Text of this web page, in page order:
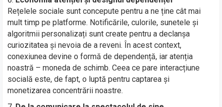
Rețelele sociale sunt concepute pentru a ne ține cât mai
mult timp pe platforme. Notificările, culorile, sunetele și
algoritmii personalizați sunt create pentru a declanșa
curiozitatea și nevoia de a reveni. În acest context,
conexiunea devine o formă de dependență, iar atenția
noastră – moneda de schimb. Ceea ce pare interacțiune
socială este, de fapt, o luptă pentru captarea și
monetizarea concentrării noastre.